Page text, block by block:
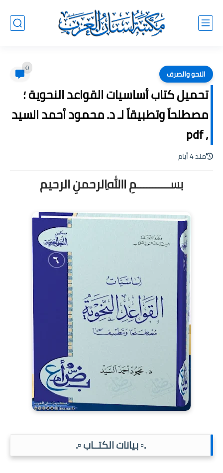
النحو والصرف 0
تحميل كتاب أساسيات القواعد النحوية ؛
مصطلحاّ وتطبيقاّ لـ د. محمود أحمد السيد
, pdf
منذ 4 أيام
بســـــــــــمِ اﷲِالرحمنِ الرحيم
.▫️ بيانات الكتــاب ▫️.